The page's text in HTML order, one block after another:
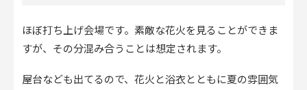
ほぼ打ち上げ会場です。素敵な花火を見ることができま
すが、その分混み合うことは想定されます。
屋台なども出てるので、花火と浴衣とともに夏の雰囲気